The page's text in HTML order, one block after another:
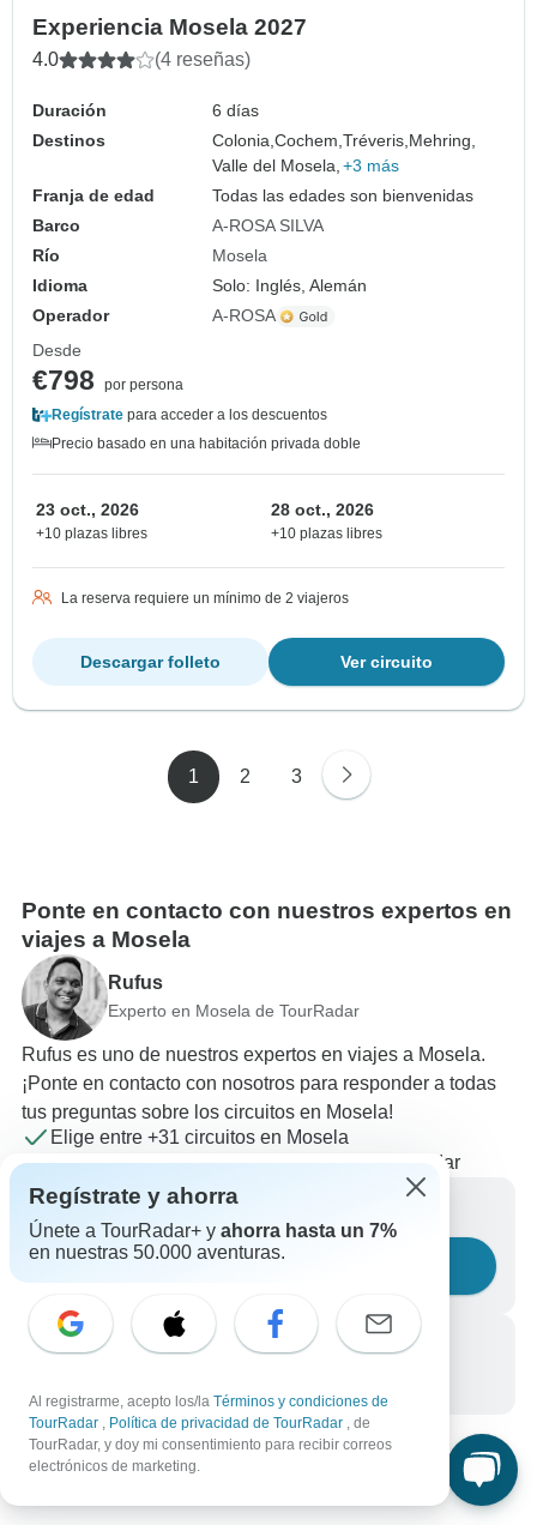
Experiencia Mosela 2027
4.0 (4 reseñas)
Duración
6 días
Destinos
Colonia,Cochem,Tréveris,Mehring,
Valle del Mosela, +3 más
Franja de edad
Todas las edades son bienvenidas
Barco
A-ROSA SILVA
Río
Mosela
Idioma
Solo: Inglés, Alemán
Operador
A-ROSA
Desde
€798
por persona
Regístrate para acceder a los descuentos
Precio basado en una habitación privada doble
23 oct., 2026
+10 plazas libres
28 oct., 2026
+10 plazas libres
La reserva requiere un mínimo de 2 viajeros
Ver circuito
Descargar folleto
1 2 3
Ponte en contacto con nuestros expertos en
viajes a Mosela
Rufus
Experto en Mosela de TourRadar
Rufus es uno de nuestros expertos en viajes a Mosela.
¡Ponte en contacto con nosotros para responder a todas
tus preguntas sobre los circuitos en Mosela!
Elige entre +31 circuitos en Mosela
84 reseñas verificadas de clientes de TourRadar
Escríbenos un mensaje
Haznos una pregunta
Llámanos
Regístrate y ahorra
Únete a TourRadar+ y ahorra hasta un 7%
en nuestras 50.000 aventuras.
Al registrarme, acepto los/la Términos y condiciones de
TourRadar , Política de privacidad de TourRadar , de
TourRadar, y doy mi consentimiento para recibir correos
electrónicos de marketing.